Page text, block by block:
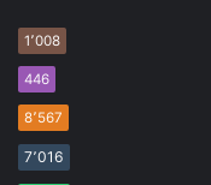
1٬008
446
8٬567
7٬016